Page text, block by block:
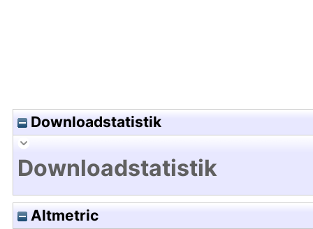
Downloadstatistik
Downloadstatistik
Altmetric